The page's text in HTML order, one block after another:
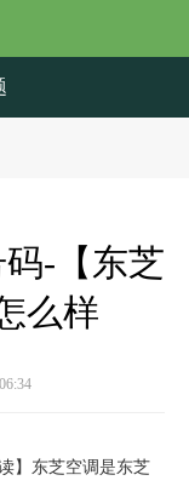
-【东芝
么样
】东芝空调是东芝